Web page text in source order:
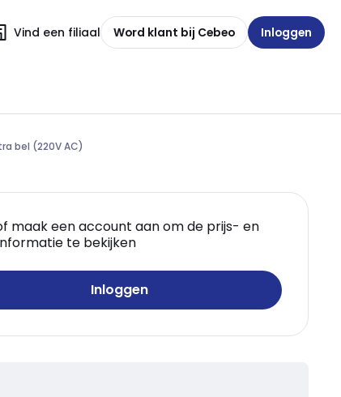
Vind een filiaal Word klant bij Cebeo Inloggen
bel (220V AC)
maak een account aan om de prijs- en
te bekijken
Inloggen